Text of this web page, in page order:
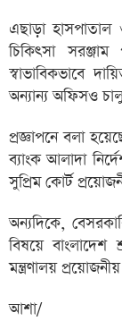
এছাড়া হাসপাতাল
চিকিৎসা
স্বাভাবিকভাবে
অন্যান্য অফিসও
প্রজ্ঞাপনে বলা
ব্যাংক আলাদা
সুপ্রিম কোর্ট
অন্যদিকে,
বিষয়ে
মন্ত্রণালয়
আশা/